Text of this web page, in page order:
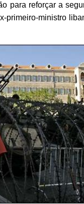
para reforçar a
primeiro-ministro